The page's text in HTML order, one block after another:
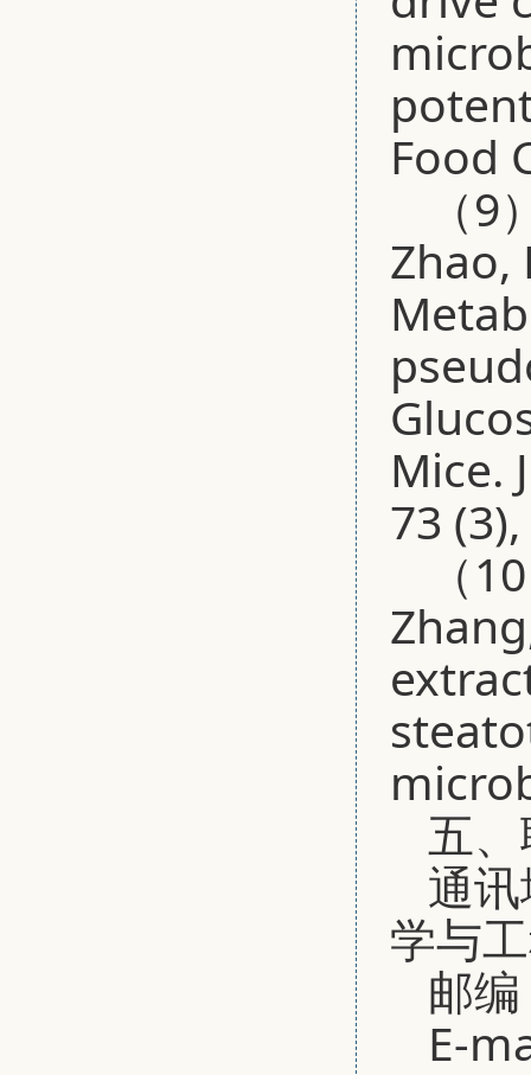
Food
（
Zhao,
Mice.
73
（
五
通
学与
邮
E-